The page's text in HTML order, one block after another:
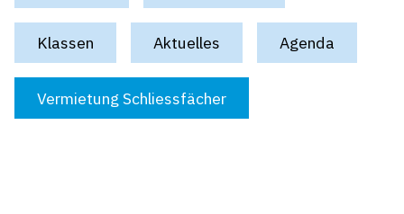
Klassen Aktuelles Agenda
Vermietung Schliessfächer